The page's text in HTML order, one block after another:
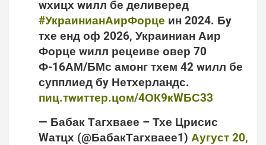
wхицх wилл бе деливеред
#УкраинианАирФорце ин 2024. Бy
тхе енд оф 2026, Украиниан Аир
Форце wилл рецеиве овер 70
Ф-16АМ/БМс амонг тхем 42 wилл бе
супплиед бy Нетхерландс.
пиц.тwиттер.цом/4ОК9кWБС33
— Бабак Тагхваее – Тхе Црисис
Wатцх (@БабакТагхваее1) Аугуст 20,